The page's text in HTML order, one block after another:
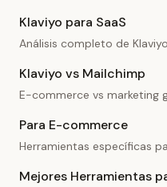
Klaviyo para SaaS
Análisis completo de
Klaviyo vs Mailchimp
E-commerce vs marketing
Para E-commerce
Herramientas específicas
Mejores Herramientas